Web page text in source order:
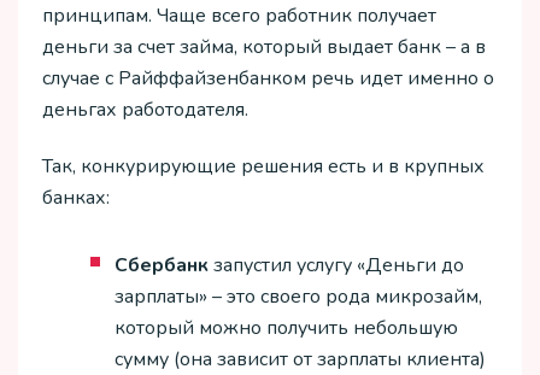
принципам. Чаще всего работник получает
деньги за счет займа, который выдает банк – а в
случае с Райффайзенбанком речь идет именно о
деньгах работодателя.
Так, конкурирующие решения есть и в крупных
банках:
Сбербанкзапустил услугу «Деньги до
зарплаты» – это своего рода микрозайм,
который можно получить небольшую
сумму (она зависит от зарплаты клиента)